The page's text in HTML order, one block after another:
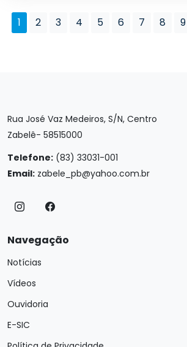
1 2 3 4 5 6 7 8 9
Rua José Vaz Medeiros, S/N, Centro
Zabelê- 58515000
Telefone: (83) 33031-001
Email: zabele_pb@yahoo.com.br
Navegação
Notícias
Vídeos
Ouvidoria
E-SIC